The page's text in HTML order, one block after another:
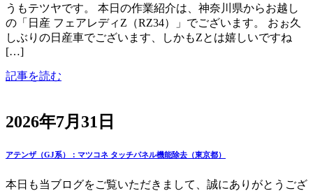
うもテツヤです。 本日の作業紹介は、神奈川県からお越し
の「日産 フェアレディZ（RZ34）」でございます。 おぉ久
しぶりの日産車でございます、しかもZとは嬉しいですね
[…]
記事を読む
2026年7月31日
アテンザ（GJ系）：マツコネ タッチパネル機能除去（東京都）
本日も当ブログをご覧いただきまして、誠にありがとうござ